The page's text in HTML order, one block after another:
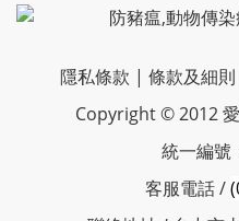
隱私條款 | 條款及細則
Copyright © 2012
統一編號
客服電話 /